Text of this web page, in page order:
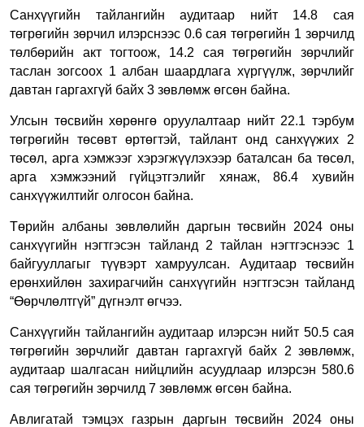
Санхүүгийн тайлангийн аудитаар
нийт 14.8 сая
төгрөгийн зөрчил илэрснээс 0.6 сая төгрөгийн 1 зөрчилд
төлбөрийн акт тогтоож, 14.2 сая төгрөгийн зөрчлийг
таслан зогсоох 1 албан шаардлага хүргүүлж, зөрчлийг
давтан гаргахгүй байх 3 зөвлөмж өгсөн байна.
Улсын төсвийн хөрөнгө оруулалтаар нийт 22.1 тэрбум
төгрөгийн төсөвт өртөгтэй, тайлант онд санхүүжих 2
төсөл, арга хэмжээг хэрэгжүүлэхээр баталсан ба төсөл,
арга хэмжээний гүйцэтгэлийг хянаж, 86.4 хувийн
санхүүжилтийг олгосон байна.
Төрийн албаны зөвлөлийн даргын төсвийн 2024 оны
санхүүгийн нэгтгэсэн тайланд 2 тайлан нэгтгэснээс 1
байгууллагыг түүвэрт хамруулсан. Аудитаар төсвийн
ерөнхийлөн захирагчийн санхүүгийн нэгтгэсэн тайланд
“Өөрчлөлтгүй” дүгнэлт өгчээ.
Санхүүгийн тайлангийн аудитаар илэрсэн нийт 50.5 сая
төгрөгийн зөрчлийг давтан гаргахгүй байх 2 зөвлөмж,
аудитаар шалгасан нийцлийн асуудлаар илэрсэн 580.6
сая төгрөгийн зөрчилд 7 зөвлөмж өгсөн байна.
Авлигатай тэмцэх газрын даргын төсвийн 2024 оны